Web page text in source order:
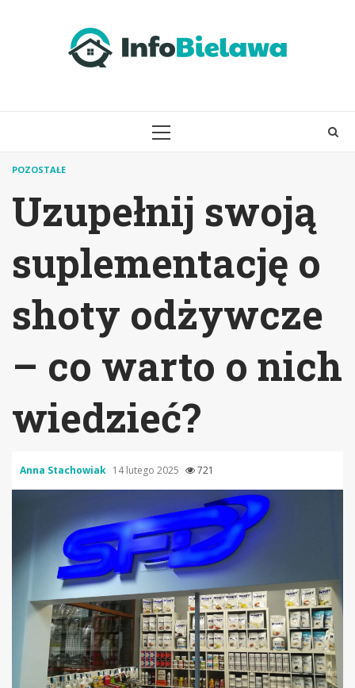
PRIMARY
POZOSTAŁE
Uzupełnij swoją
suplementację o
shoty odżywcze
– co warto o nich
wiedzieć?
Anna Stachowiak 14 lutego 2025 721